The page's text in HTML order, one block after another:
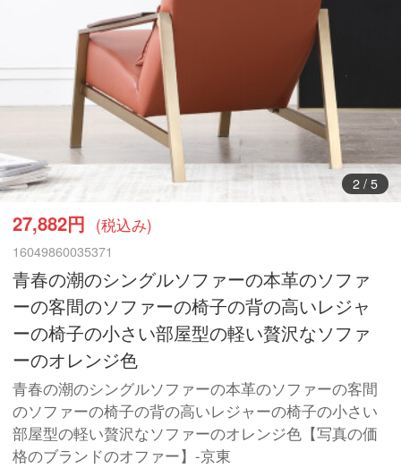
3/ 5
27,882円 (税込み)
16049860035371
青春の潮のシングルソファーの本革のソファ
ーの客間のソファーの椅子の背の高いレジャ
ーの椅子の小さい部屋型の軽い贅沢なソファ
ーのオレンジ色
青春の潮のシングルソファーの本革のソファーの客間
のソファーの椅子の背の高いレジャーの椅子の小さい
部屋型の軽い贅沢なソファーのオレンジ色【写真の価
格のブランドのオファー】-京東